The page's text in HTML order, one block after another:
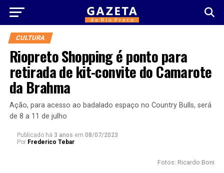
CULTURA
Riopreto Shopping é ponto para
retirada de kit-convite do Camarote
da Brahma
Ação, para acesso ao badalado espaço no Country Bulls, será
de 8 a 11 de julho
Publicado há 3 anos em 08/07/2023
Por Frederico Tebar
Fotos: Ricardo Boni